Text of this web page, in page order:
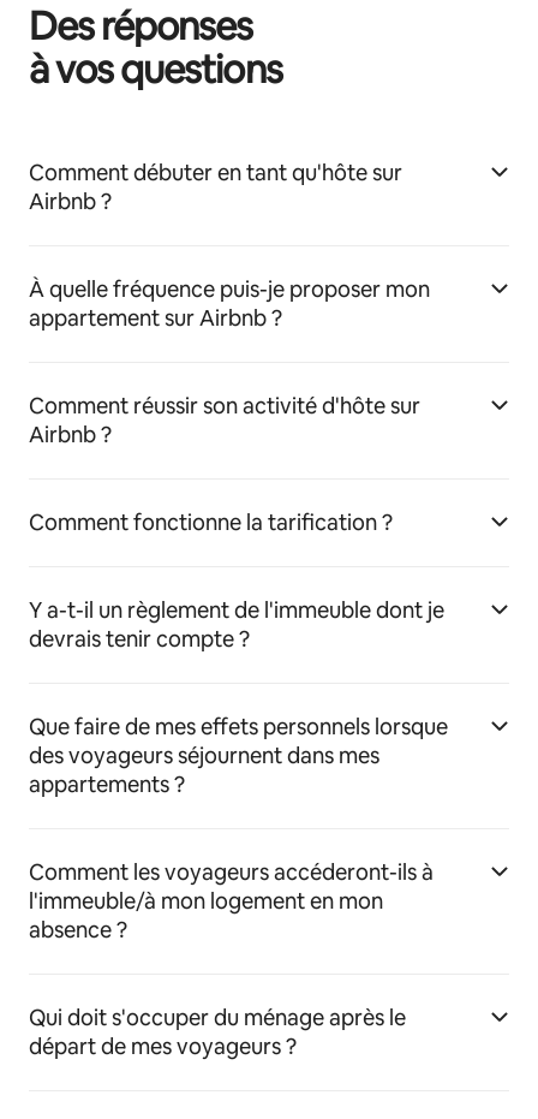
Des réponses
à vos questions
Comment débuter en tant qu'hôte sur
Airbnb ?
À quelle fréquence puis-je proposer mon
appartement sur Airbnb ?
Comment réussir son activité d'hôte sur
Airbnb ?
Comment fonctionne la tarification ?
Y a-t-il un règlement de l'immeuble dont je
devrais tenir compte ?
Que faire de mes effets personnels lorsque
des voyageurs séjournent dans mes
appartements ?
Comment les voyageurs accéderont-ils à
l'immeuble/à mon logement en mon
absence ?
Qui doit s'occuper du ménage après le
départ de mes voyageurs ?